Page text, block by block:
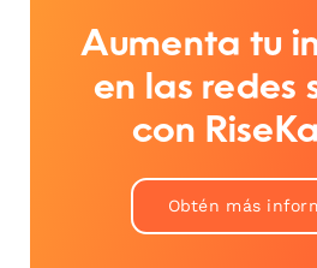
Aumenta tu
en las redes
con
Obtén más